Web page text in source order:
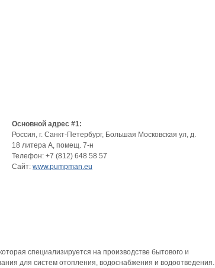
Основной адрес #1:
Россия, г. Санкт-Петербург, Большая Московская ул, д.
18 литера А, помещ. 7-н
Телефон: +7 (812) 648 58 57
Сайт: www.pumpman.eu
специализируется на производстве бытового и
для систем отопления, водоснабжения и водоотведения.